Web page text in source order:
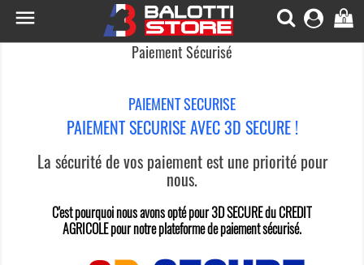
 0
Paiement Sécurisé
PAIEMENT SECURISE
PAIEMENT SECURISE AVEC 3D SECURE !
La sécurité de vos paiement est une priorité pour
nous.
C'est pourquoi nous avons opté pour 3D SECURE du CREDIT
AGRICOLE pour notre plateforme de paiement sécurisé.